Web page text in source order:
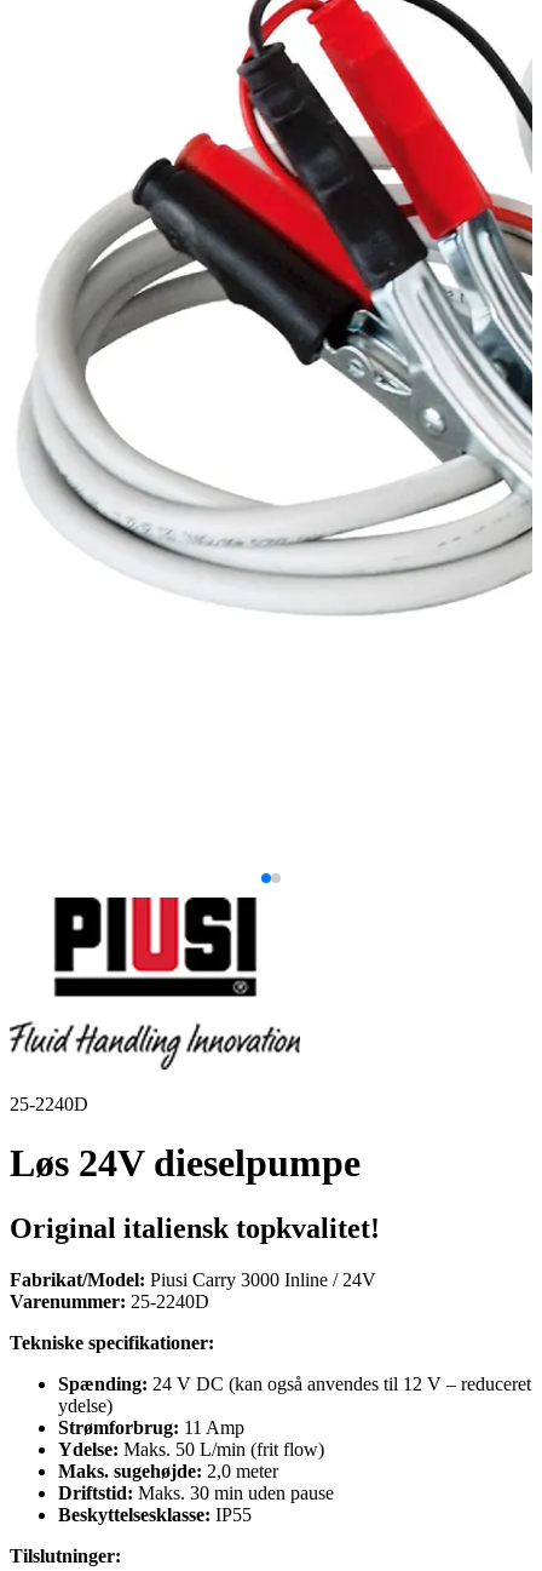
25-2240D
Løs 24V dieselpumpe
Original italiensk topkvalitet!
Fabrikat/Model: Piusi Carry 3000 Inline / 24V
Varenummer: 25-2240D
Tekniske specifikationer:
Spænding: 24 V DC (kan også anvendes til 12 V – reduceret
ydelse)
Strømforbrug: 11 Amp
Ydelse: Maks. 50 L/min (frit flow)
Maks. sugehøjde: 2,0 meter
Driftstid: Maks. 30 min uden pause
Beskyttelsesklasse: IP55
Tilslutninger: